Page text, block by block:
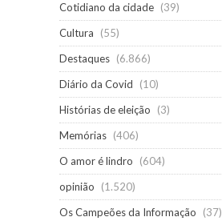
Cotidiano da cidade (39)
Cultura
(55)
Destaques (6.866)
Diário da Covid
(10)
Histórias de eleição
(3)
Memórias (406)
O amor é lindro
(604)
opinião
(1.520)
Os Campeões da Informação
(37)